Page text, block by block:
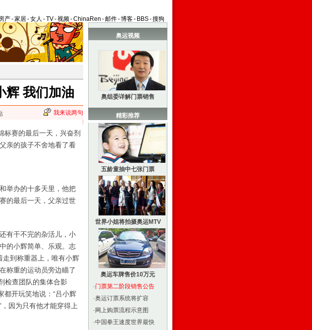
产-家居-女人 -TV-视频-ChinaRen -邮件-博客- BBS-搜狗
辉 我们加油
我来说两句
赛的最后一天，兴奋剂
亲的孩子不舍地看了看
举办的十多天里，他把
的最后一天，父亲过世
有干不完的杂活儿，小
的小辉简单、乐观。志
到称重器上，唯有小辉
称重的运动员旁边瞄了
检查团队的集体合影
都开玩笑地说：“吕小辉
因为只有他才能穿得上
奥运视频
奥组委详解门票销售
精彩推荐
五龄童抽中七张门票
世界小姐将拍摄奥运MTV
奥运车牌售价10万元
·门票第二阶段销售公告
·奥运订票系统将扩容
· 网上购票流程示意图
·中国拳王速度世界最快